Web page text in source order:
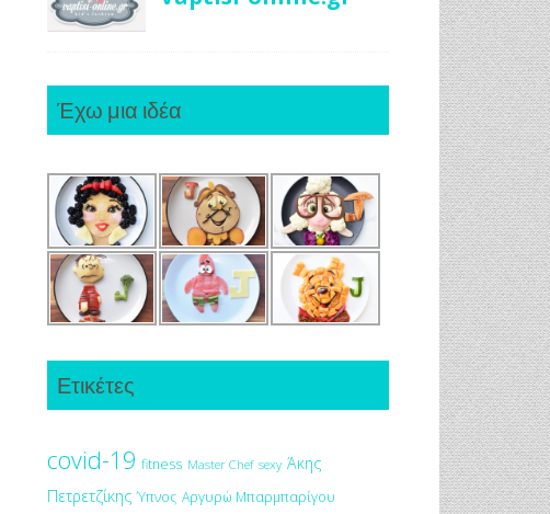
Έχω μια ιδέα
Ετικέτες
covid-19 fitness Master Chef sexy Άκης
Πετρετζίκης Ύπνος Αργυρώ Μπαρμπαρίγου